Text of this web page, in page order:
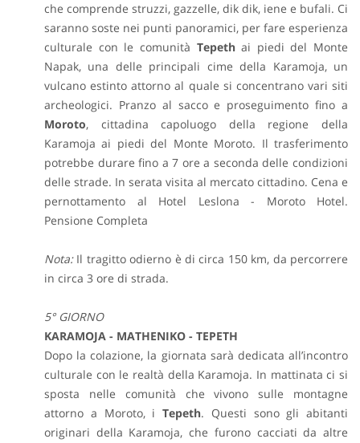
che comprende struzzi, gazzelle, dik dik, iene e bufali. Ci
saranno soste nei punti panoramici, per fare esperienza
culturale con le comunità Tepethai piedi del Monte
Napak, una delle principali cime della Karamoja, un
vulcano estinto attorno al quale si concentrano vari siti
archeologici. Pranzo al sacco e proseguimento fino a
Moroto, cittadina capoluogo della regione della
Karamoja ai piedi del Monte Moroto. Il trasferimento
potrebbe durare fino a 7 ore a seconda delle condizioni
delle strade. In serata visita al mercato cittadino. Cena e
pernottamento al Hotel Leslona - Moroto Hotel.
Pensione Completa
Nota:Il tragitto odierno è di circa 150 km, da percorrere
in circa 3 ore di strada.
5° GIORNO
KARAMOJA - MATHENIKO - TEPETH
Dopo la colazione, la giornata sarà dedicata all’incontro
culturale con le realtà della Karamoja. In mattinata ci si
sposta nelle comunità che vivono sulle montagne
attorno a Moroto, i Tepeth. Questi sono gli abitanti
originari della Karamoja, che furono cacciati da altre